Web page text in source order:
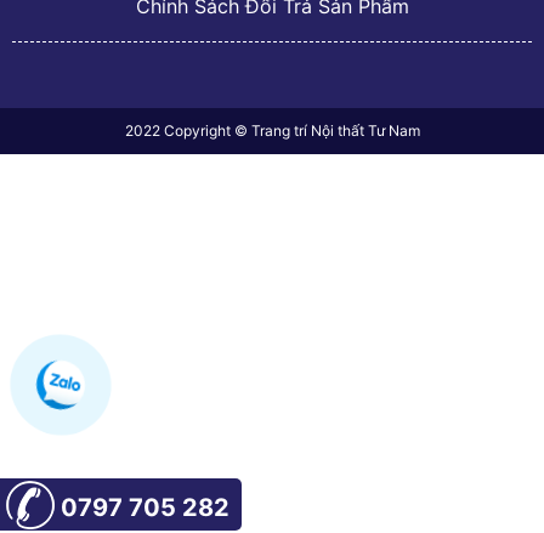
Chính Sách Đổi Trả Sản Phẩm
2022 Copyright © Trang trí Nội thất Tư Nam
0797 705 282